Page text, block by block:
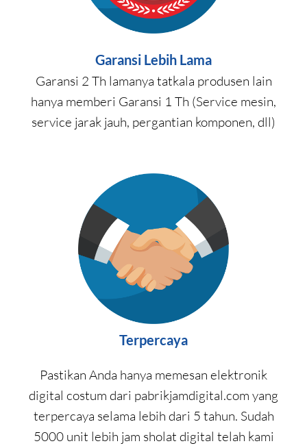
Garansi Lebih Lama
Garansi 2 Th lamanya tatkala produsen lain
hanya memberi Garansi 1 Th (Service mesin,
service jarak jauh, pergantian komponen, dll)
Terpercaya
Pastikan Anda hanya memesan elektronik
digital costum dari pabrikjamdigital.com yang
terpercaya selama lebih dari 5 tahun. Sudah
5000 unit lebih jam sholat digital telah kami